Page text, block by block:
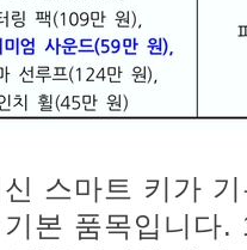
스마트 키가
본 품목입니다.